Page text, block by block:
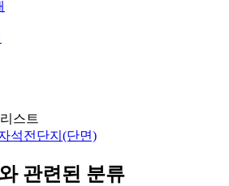
스트
석전단지(단면)
관련된 분류